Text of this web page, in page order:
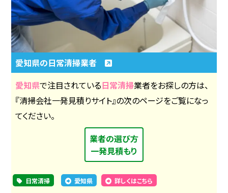
愛知県の日常清掃業者
愛知県で注目されている日常清掃業者をお探しの方は、
『清掃会社一発見積りサイト』の次のページをご覧になっ
てください。
業者の選び方
一発見積もり
日常清掃 愛知県 詳しくはこちら